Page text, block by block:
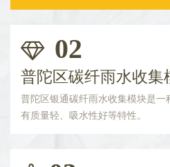
02
普陀区碳纤雨水收集
普陀区银通碳纤雨水收集模块是
有质量轻、吸水性好等特性。